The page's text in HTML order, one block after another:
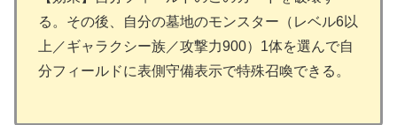
る。その後、自分の墓地のモンスター（レベル6以
上／ギャラクシー族／攻撃力900）1体を選んで自
分フィールドに表側守備表示で特殊召喚できる。